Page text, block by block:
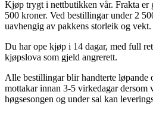
Kjøp trygt i nettbutikken vår. Frakta er
500 kroner. Ved bestillingar under 2
uavhengig av pakkens storleik og vekt.
Du har ope kjøp i 14 dagar, med full
kjøpslova som gjeld angrerett.
Alle bestillingar blir handterte løpande
mottakar innan 3-5 virkedagar dersom
høgsesongen og under sal kan